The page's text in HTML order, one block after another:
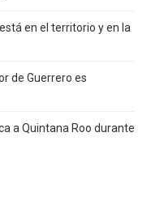
en el territorio y en la
de Guerrero es
a Quintana Roo durante